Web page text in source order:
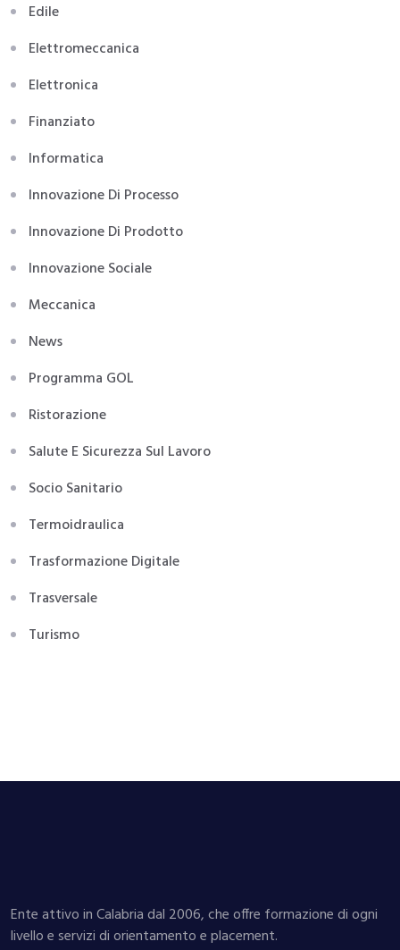
Edile
Elettromeccanica
Elettronica
Finanziato
Informatica
Innovazione Di Processo
Innovazione Di Prodotto
Innovazione Sociale
Meccanica
News
Programma GOL
Ristorazione
Salute E Sicurezza Sul Lavoro
Socio Sanitario
Termoidraulica
Trasformazione Digitale
Trasversale
Turismo
Ente attivo in Calabria dal 2006, che offre formazione di ogni
livello e servizi di orientamento e placement.